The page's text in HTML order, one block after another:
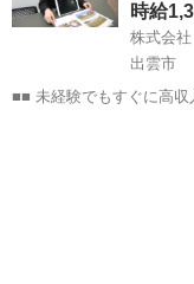
時給
株式会
出雲市
■■ 未経験でもすぐに高収